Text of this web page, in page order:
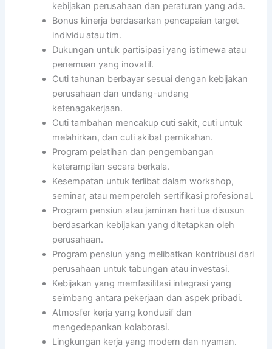
kebijakan perusahaan dan peraturan yang ada.
Bonus kinerja berdasarkan pencapaian target
individu atau tim.
Dukungan untuk partisipasi yang istimewa atau
penemuan yang inovatif.
Cuti tahunan berbayar sesuai dengan kebijakan
perusahaan dan undang-undang
ketenagakerjaan.
Cuti tambahan mencakup cuti sakit, cuti untuk
melahirkan, dan cuti akibat pernikahan.
Program pelatihan dan pengembangan
keterampilan secara berkala.
Kesempatan untuk terlibat dalam workshop,
seminar, atau memperoleh sertifikasi profesional.
Program pensiun atau jaminan hari tua disusun
berdasarkan kebijakan yang ditetapkan oleh
perusahaan.
Program pensiun yang melibatkan kontribusi dari
perusahaan untuk tabungan atau investasi.
Kebijakan yang memfasilitasi integrasi yang
seimbang antara pekerjaan dan aspek pribadi.
Atmosfer kerja yang kondusif dan
mengedepankan kolaborasi.
Lingkungan kerja yang modern dan nyaman.